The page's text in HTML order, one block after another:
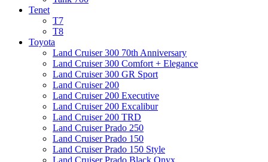
Tenet
T7
T8
Toyota
Land Cruiser 300 70th Anniversary
Land Cruiser 300 Comfort + Elegance
Land Cruiser 300 GR Sport
Land Cruiser 200
Land Cruiser 200 Executive
Land Cruiser 200 Excalibur
Land Cruiser 200 TRD
Land Cruiser Prado 250
Land Cruiser Prado 150
Land Cruiser Prado 150 Style
Land Cruiser Prado Black Onyx